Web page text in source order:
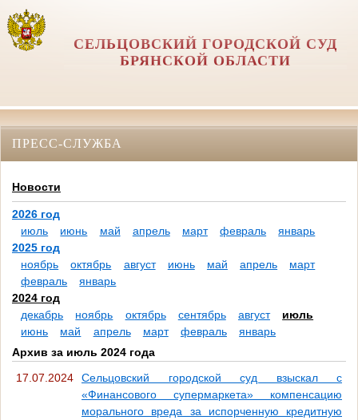
СЕЛЬЦОВСКИЙ ГОРОДСКОЙ СУД
БРЯНСКОЙ ОБЛАСТИ
ПРЕСС-СЛУЖБА
Новости
2026 год
июль
июнь май апрель март февраль
январь
2025 год
ноябрь
октябрь август июнь май апрель
март
февраль
январь
2024 год
декабрь
ноябрь октябрь сентябрь август
июль
июнь
май апрель март февраль
январь
Архив за июль 2024 года
17.07.2024
Сельцовский городской суд взыскал с
«Финансового супермаркета» компенсацию
морального вреда за испорченную кредитную